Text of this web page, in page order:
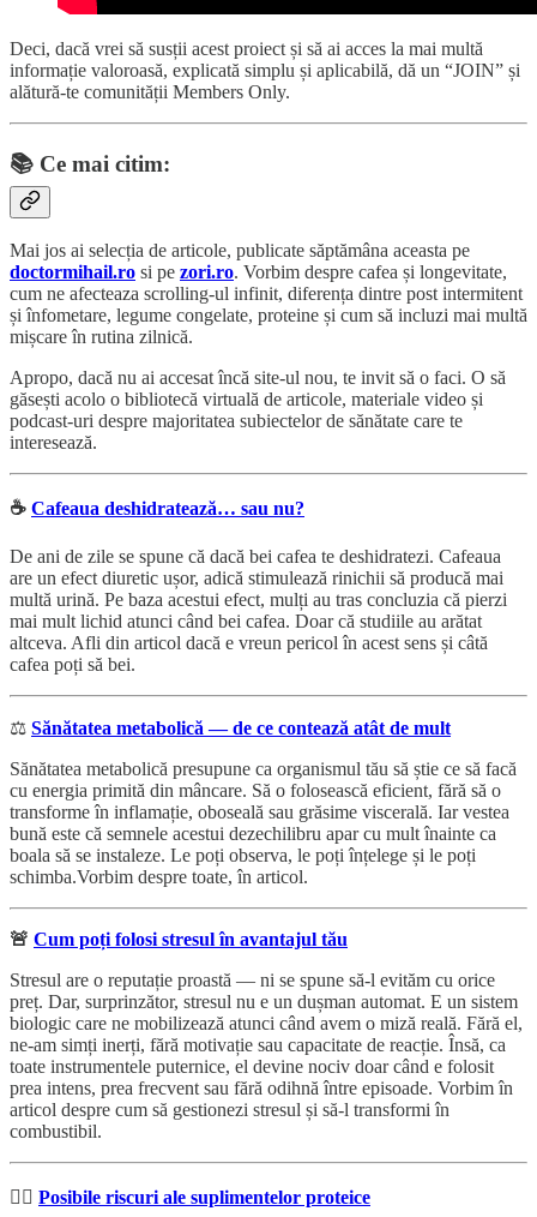
Deci, dacă vrei să susții acest proiect și să ai acces la mai multă
informație valoroasă, explicată simplu și aplicabilă, dă un “JOIN” și
alătură-te comunității Members Only.
📚 Ce mai citim:
Mai jos ai selecția de articole, publicate săptămâna aceasta pe
doctormihail.ro si pe zori.ro. Vorbim despre cafea și longevitate,
cum ne afecteaza scrolling-ul infinit, diferența dintre post intermitent
și înfometare, legume congelate, proteine și cum să incluzi mai multă
mișcare în rutina zilnică.
Apropo, dacă nu ai accesat încă site-ul nou, te invit să o faci. O să
găsești acolo o bibliotecă virtuală de articole, materiale video și
podcast-uri despre majoritatea subiectelor de sănătate care te
interesează.
☕️ Cafeaua deshidratează… sau nu?
De ani de zile se spune că dacă bei cafea te deshidratezi. Cafeaua
are un efect diuretic ușor, adică stimulează rinichii să producă mai
multă urină. Pe baza acestui efect, mulți au tras concluzia că pierzi
mai mult lichid atunci când bei cafea. Doar că studiile au arătat
altceva. Afli din articol dacă e vreun pericol în acest sens și câtă
cafea poți să bei.
⚖️ Sănătatea metabolică — de ce contează atât de mult
Sănătatea metabolică presupune ca organismul tău să știe ce să facă
cu energia primită din mâncare. Să o folosească eficient, fără să o
transforme în inflamație, oboseală sau grăsime viscerală. Iar vestea
bună este că semnele acestui dezechilibru apar cu mult înainte ca
boala să se instaleze. Le poți observa, le poți înțelege și le poți
schimba.Vorbim despre toate, în articol.
🚨 Cum poți folosi stresul în avantajul tău
Stresul are o reputație proastă — ni se spune să-l evităm cu orice
preț. Dar, surprinzător, stresul nu e un dușman automat. E un sistem
biologic care ne mobilizează atunci când avem o miză reală. Fără el,
ne-am simți inerți, fără motivație sau capacitate de reacție. Însă, ca
toate instrumentele puternice, el devine nociv doar când e folosit
prea intens, prea frecvent sau fără odihnă între episoade. Vorbim în
articol despre cum să gestionezi stresul și să-l transformi în
combustibil.
🏋🏼 Posibile riscuri ale suplimentelor proteice